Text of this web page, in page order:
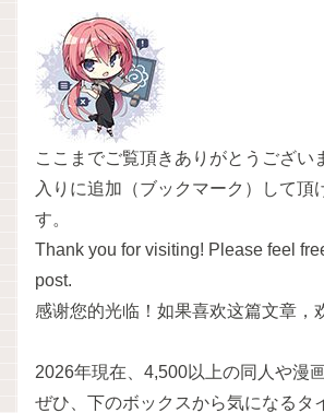
ここまでご覧頂きありがとうござい
入りに追加（ブックマーク）して頂
す。
Thank you for visiting! Please feel
post.
感谢您的光临！如果喜欢这篇文章，
2026年現在、4,500以上の同人や漫
ぜひ、下のボックスから気になるタ